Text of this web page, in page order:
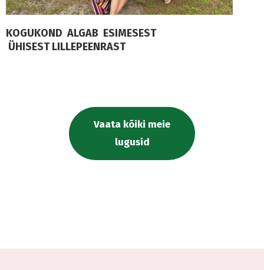
KOGUKOND ALGAB ESIMESEST
ÜHISEST LILLEPEENRAST
Vaata kõiki meie
lugusid